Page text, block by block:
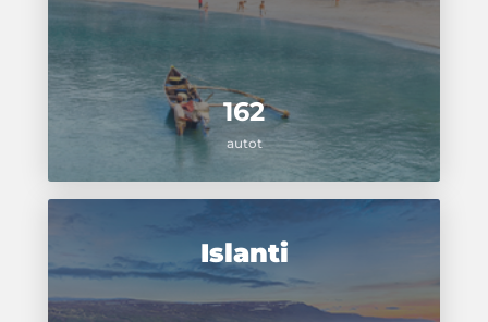
162
autot
Islanti